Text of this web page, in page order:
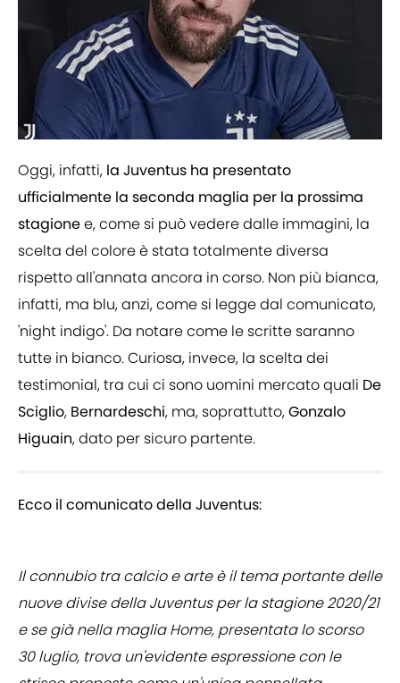
Oggi, infatti, la Juventus ha presentato
ufficialmente la seconda maglia per la prossima
stagionee, come si può vedere dalle immagini, la
scelta del colore è stata totalmente diversa
rispetto all'annata ancora in corso. Non più bianca,
infatti, ma blu, anzi, come si legge dal comunicato,
'night indigo'. Da notare come le scritte saranno
tutte in bianco. Curiosa, invece, la scelta dei
testimonial, tra cui ci sono uomini mercato quali De
Sciglio, Bernardeschi, ma, soprattutto,Gonzalo
Higuain, dato per sicuro partente.
Ecco il comunicato della Juventus:
Il connubio tra calcio e arte è il tema portante delle
nuove divise della Juventus per la stagione 2020/21
e se già nella maglia Home, presentata lo scorso
30 luglio, trova un'evidente espressione con le